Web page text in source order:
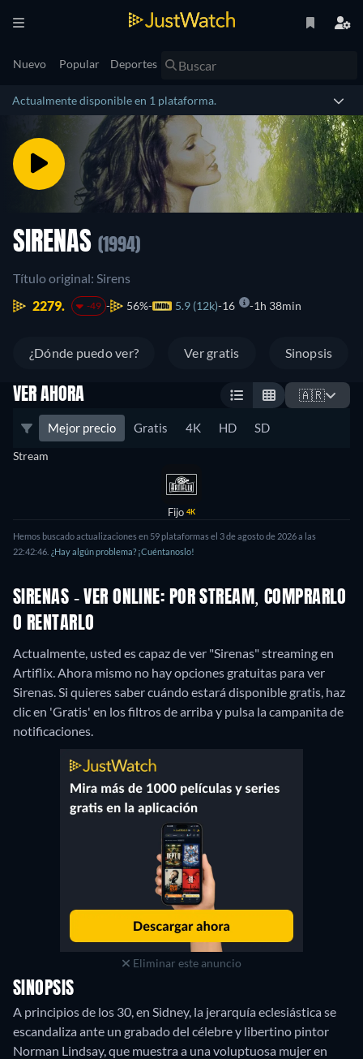
Nuevo Popular Deportes
Actualmente disponible en 1 plataforma.
SIRENAS (1994)
Título original: Sirens
2279.
-49 56% 5.9 (12k) 16 1h 38min
¿Dónde puedo ver? Ver gratis Sinopsis
VER AHORA 🇦🇷
Mejor precio Gratis 4K HD SD
Stream
Fijo 4K
Hemos buscado actualizaciones en 59 plataformas el 3 de agosto de 2026 a las
22:42:46. ¿Hay algún problema? ¡Cuéntanoslo!
SIRENAS - VER ONLINE: POR STREAM, COMPRARLO
O RENTARLO
Actualmente, usted es capaz de ver "Sirenas" streaming en
Artiflix.Ahora mismo no hay opciones gratuitas para ver
Sirenas. Si quieres saber cuándo estará disponible gratis, haz
clic en 'Gratis' en los filtros de arriba y pulsa la campanita de
notificaciones.
Eliminar este anuncio
SINOPSIS
A principios de los 30, en Sidney, la jerarquía eclesiástica se
escandaliza ante un grabado del célebre y libertino pintor
Norman Lindsay, que muestra a una voluptuosa mujer en